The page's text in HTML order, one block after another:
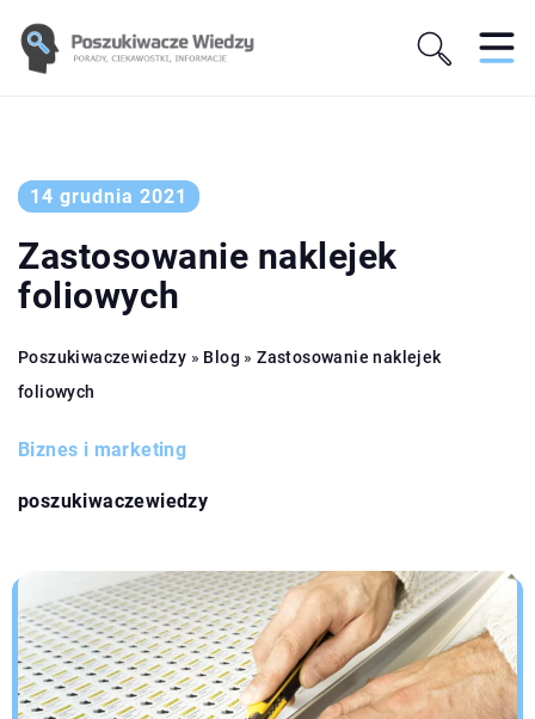
14 grudnia 2021
Zastosowanie naklejek
foliowych
Poszukiwaczewiedzy » Blog »Zastosowanie naklejek
foliowych
Biznes i marketing
poszukiwaczewiedzy